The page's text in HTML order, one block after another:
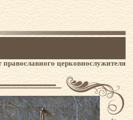
православного церковнослужителя